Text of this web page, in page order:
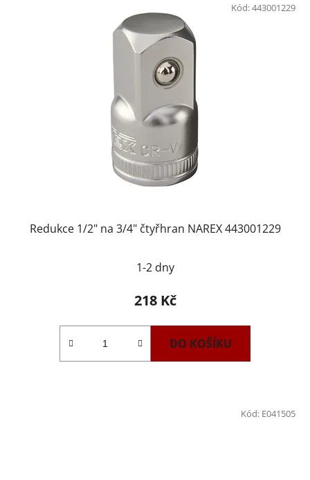
Redukce 1/2" na 3/4" čtyřhran NAREX 443001229
1-2 dny
218 Kč
DO KOŠÍKU
Kód:443001229
Kód: E041505